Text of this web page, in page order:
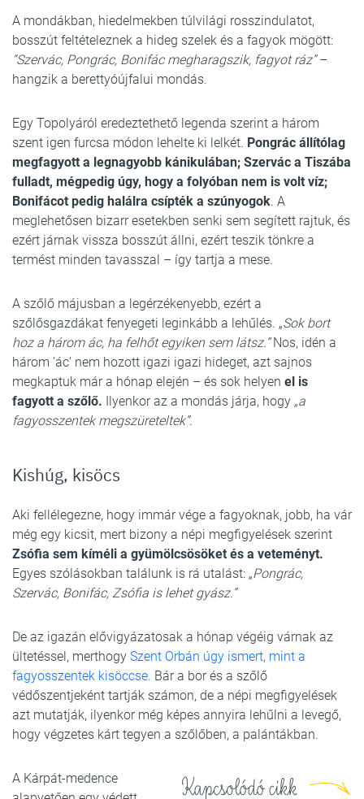
A mondákban, hiedelmekben túlvilági rosszindulatot,
bosszút feltételeznek a hideg szelek és a fagyok mögött:
“Szervác, Pongrác, Bonifác megharagszik, fagyot ráz”–
hangzik a berettyóújfalui mondás.
Egy Topolyáról eredeztethető legenda szerint a három
szent igen furcsa módon lehelte ki lelkét. Pongrác állítólag
megfagyott a legnagyobb kánikulában; Szervác a Tiszába
fulladt, mégpedig úgy, hogy a folyóban nem is volt víz;
Bonifácot pedig halálra csípték a szúnyogok. A
meglehetősen bizarr esetekben senki sem segített rajtuk, és
ezért járnak vissza bosszút állni, ezért teszik tönkre a
termést minden tavasszal – így tartja a mese.
A szőlő májusban a legérzékenyebb, ezért a
szőlősgazdákat fenyegeti leginkább a lehűlés. „Sok bort
hoz a három ác, ha felhőt egyiken sem látsz.”Nos, idén a
három ’ác’ nem hozott igazi igazi hideget, azt sajnos
megkaptuk már a hónap elején – és sok helyen el is
fagyott a szőlő. Ilyenkor az a mondás járja, hogy „a
fagyosszentek megszüreteltek”.
Kishúg, kisöcs
Aki fellélegezne, hogy immár vége a fagyoknak, jobb, ha vár
még egy kicsit, mert bizony a népi megfigyelések szerint
Zsófia sem kíméli a gyümölcsösöket és a veteményt.
Egyes szólásokban találunk is rá utalást: „Pongrác,
Szervác, Bonifác, Zsófia is lehet gyász.”
De az igazán elővigyázatosak a hónap végéig várnak az
ültetéssel, merthogy Szent Orbán úgy ismert, mint a
fagyosszentek kisöccse. Bár a bor és a szőlő
védőszentjeként tartják számon, de a népi megfigyelések
azt mutatják, ilyenkor még képes annyira lehűlni a levegő,
hogy végzetes kárt tegyen a szőlőben, a palántákban.
Kapcsolódó cikk
A Kárpát-medence